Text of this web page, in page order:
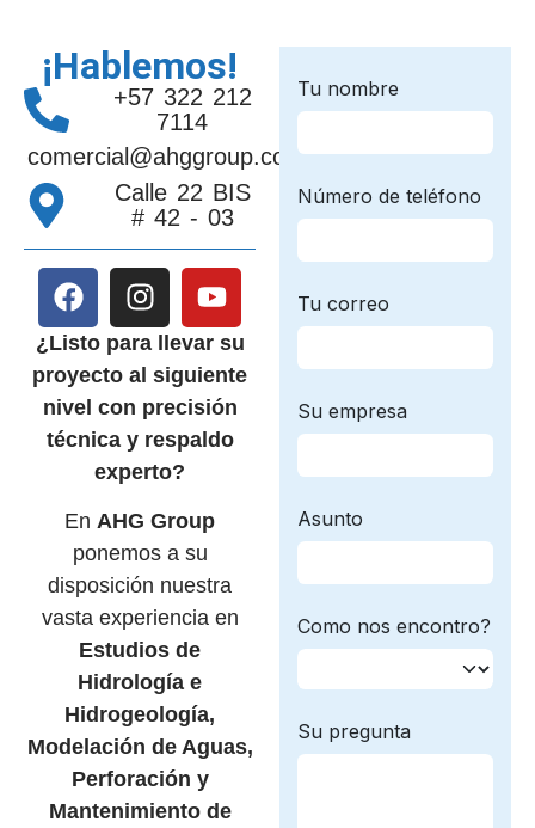
¡Hablemos!
+57 322 212
7114
comercial@ahggroup.com.co
Calle 22 BIS
# 42 - 03
¿Listo para llevar su
proyecto al siguiente
nivel con precisión
técnica y respaldo
experto?
En AHG Group
ponemos a su
disposición nuestra
vasta experiencia en
Estudios de
Hidrología e
Hidrogeología,
Modelación de Aguas,
Perforación y
Mantenimiento de